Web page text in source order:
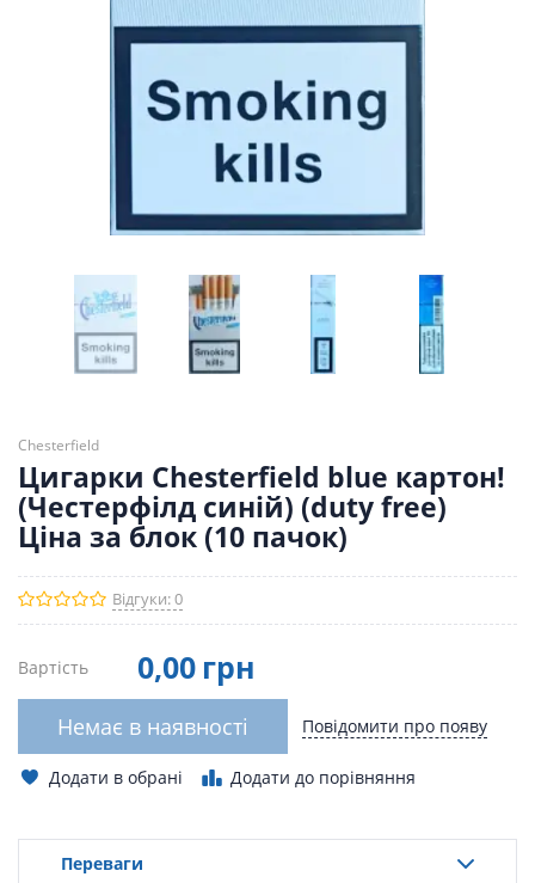
Chesterfield
Цигарки Chesterfield blue картон!
(Честерфілд синій) (duty free)
Ціна за блок (10 пачок)
Відгуки: 0
Вартість 0,00 грн
Немає в наявності Повідомити про появу
Додати в обрані Додати до порівняння
Переваги